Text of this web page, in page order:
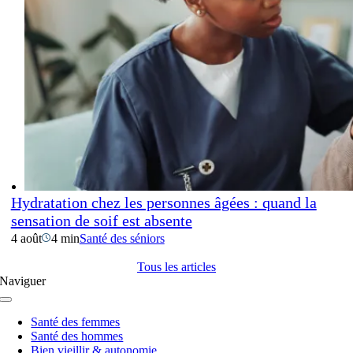
Hydratation chez les personnes âgées : quand la
sensation de soif est absente
4 août 4 minSanté des séniors
Tous les articles
Naviguer
Navigation
basculeSanté des femmes
Santé des hommes
Bien vieillir & autonomie